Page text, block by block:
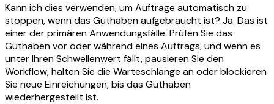
Kann ich dies verwenden, um Aufträge automatisch zu
stoppen, wenn das Guthaben aufgebraucht ist? Ja. Das ist
einer der primären Anwendungsfälle. Prüfen Sie das
Guthaben vor oder während eines Auftrags, und wenn es
unter Ihren Schwellenwert fällt, pausieren Sie den
Workflow, halten Sie die Warteschlange an oder blockieren
Sie neue Einreichungen, bis das Guthaben
wiederhergestellt ist.